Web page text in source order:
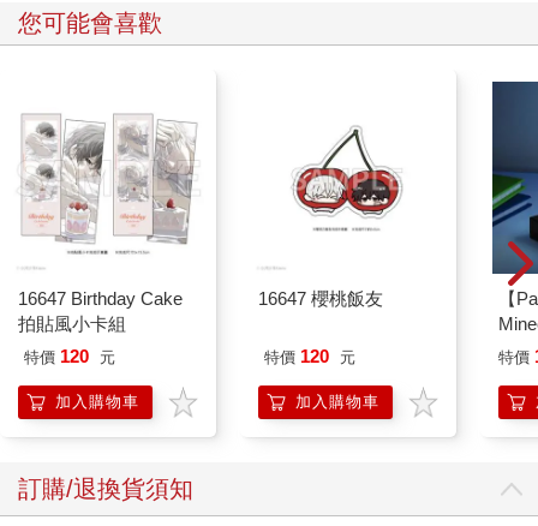
種種難題呢？」
輩子最適合的暗示與幫助。只不過一旦人們投胎之後就會失去這
種全知而過度受到大腦邏輯的控制，我們會認為凡是不能用邏輯
解釋的存在都不能夠相信。此外，我們還會過度緊抓著自己的情
緒與故事不放，導致於我們會忽略呈現在我們面前的暗示與幫
助。「暗示」其實有很多種顯化的方式，每個人得到暗示的方式
也不一樣。拿我來舉例：我只要看到無限（infinity）的符號就會
莫名地感到安定。所以當我不確定或是不肯定時，這樣的符號出
現就像是在告訴我先靜下自己的心。此外，某些數字對我來說代
表著「是」與「不是」的答案。所以每當我的腦子裡有不確定的
問題時，通常我會在自問後的十二個小時內得到我要的答案。但
這些都只是我這麼多年以來訓練讓自己閱讀的暗示，這些暗示或
許對我有用，但卻不一定適用在每一個人身上。
好播放著與你的心情對應的音樂。也有些時候你隨手翻開的報章
雜誌，某些段落、文章或是標題就好像是在回答你一直以來的問
您可能會喜歡
16647 Birthday Cake
拍貼風小卡組
特價 120 元
加入購物車
16647 櫻桃飯友
特價 120 元
加入購物車
【
特價
訂購/退換貨須知